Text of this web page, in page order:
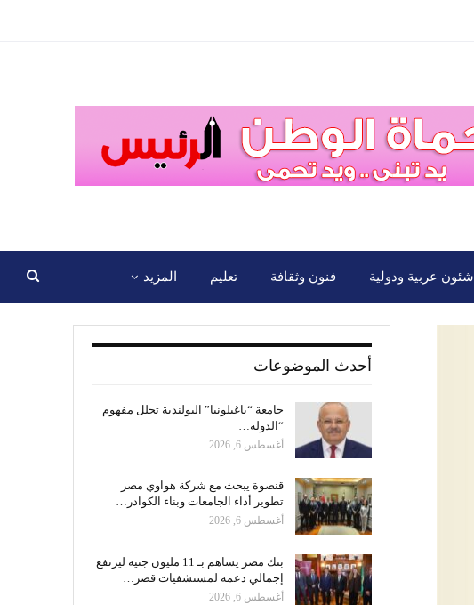
شئون عربية ودولية فنون وثقافة تعليم المزيد
أحدث الموضوعات
جامعة “ياغيلونيا” البولندية تحلل مفهوم
“الدولة…
أغسطس 6, 2026
قنصوة يبحث مع شركة هواوي مصر
تطوير أداء الجامعات وبناء الكوادر…
أغسطس 6, 2026
بنك مصر يساهم بـ 11 مليون جنيه ليرتفع
إجمالي دعمه لمستشفيات قصر…
أغسطس 6, 2026